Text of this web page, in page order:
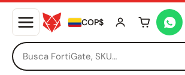
COP$ Tu